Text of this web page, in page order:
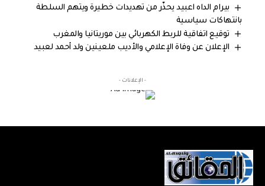
بيرام الداه اعبيد يحذّر من تهديدات خطيرة ويتهم السلطة
بانتهاكات سياسية
توقيع اتفاقية للربط الكهربائي بين موريتانيا والمغرب
الإعلان عن وفاة الإعلامي والأديب ملعينين ولد أحمد لعبيد
- الإعلانات -